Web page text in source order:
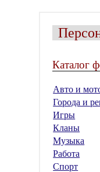
Каталог
Авто и
Города и
Игры
Кланы
Музыка
Работа
Спорт